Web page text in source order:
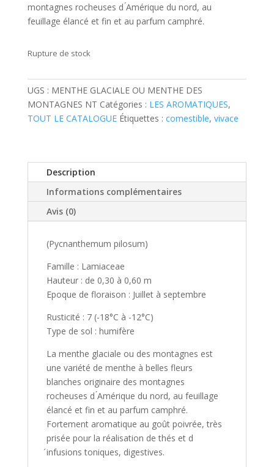
montagnes rocheuses d ́Amérique du nord, au
feuillage élancé et fin et au parfum camphré.
Rupture de stock
UGS : MENTHE GLACIALE OU MENTHE DES
MONTAGNES NT Catégories : LES AROMATIQUES,
TOUT LE CATALOGUE Étiquettes : comestible, vivace
Description
Informations complémentaires
Avis (0)
(Pycnanthemum pilosum)
Famille : Lamiaceae
Hauteur : de 0,30 à 0,60 m
Epoque de floraison : Juillet à septembre
Rusticité : 7 (-18°C à -12°C)
Type de sol : humifère
La menthe glaciale ou des montagnes est
une variété de menthe à belles fleurs
blanches originaire des montagnes
rocheuses d ́Amérique du nord, au feuillage
élancé et fin et au parfum camphré.
Fortement aromatique au goût poivrée, très
prisée pour la réalisation de thés et d
́infusions toniques, digestives.